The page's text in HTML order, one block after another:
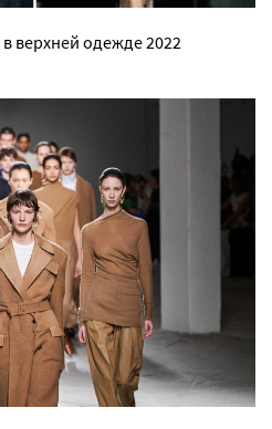
верхней одежде 2022